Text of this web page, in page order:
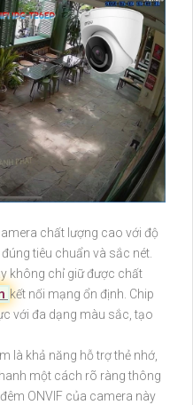
chất lượng cao với độ
tiêu chuẩn và sắc nét.
không chỉ giữ được chất
kết nối mạng ổn định. Chip
với đa dạng màu sắc, tạo
là khả năng hỗ trợ thẻ nhớ,
một cách rõ ràng thông
ONVIF của camera này